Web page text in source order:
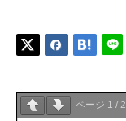
ページ 1 / 2
求人